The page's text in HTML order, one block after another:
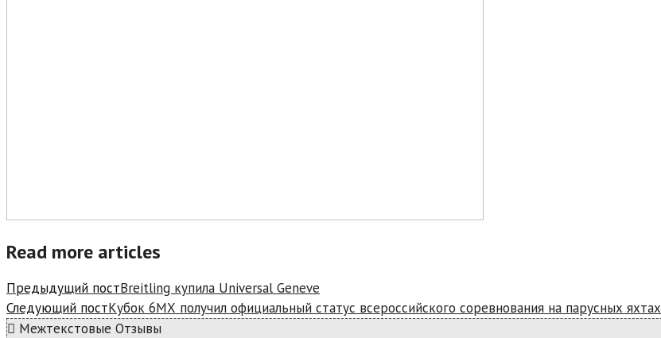
Read more articles
Предыдущий постBreitling купила Universal Geneve
Следующий постКубок 6МХ получил официальный статус всероссийского соревнования на парусных яхтах
Межтекстовые Отзывы